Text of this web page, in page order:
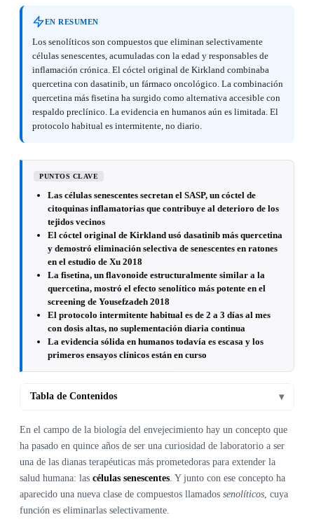
EN RESUMEN
Los senolíticos son compuestos que eliminan selectivamente
células senescentes, acumuladas con la edad y responsables de
inflamación crónica. El cóctel original de Kirkland combinaba
quercetina con dasatinib, un fármaco oncológico. La combinación
quercetina más fisetina ha surgido como alternativa accesible con
respaldo preclínico. La evidencia en humanos aún es limitada. El
protocolo habitual es intermitente, no diario.
PUNTOS CLAVE
Las células senescentes secretan el SASP, un cóctel de
citoquinas inflamatorias que contribuye al deterioro de los
tejidos vecinos
El cóctel original de Kirkland usó dasatinib más quercetina
y demostró eliminación selectiva de senescentes en ratones
en el estudio de Xu 2018
La fisetina, un flavonoide estructuralmente similar a la
quercetina, mostró el efecto senolítico más potente en el
screening de Yousefzadeh 2018
El protocolo intermitente habitual es de 2 a 3 días al mes
con dosis altas, no suplementación diaria continua
La evidencia sólida en humanos todavía es escasa y los
primeros ensayos clínicos están en curso
Tabla de Contenidos ▾
En el campo de la biología del envejecimiento hay un concepto que
ha pasado en quince años de ser una curiosidad de laboratorio a ser
una de las dianas terapéuticas más prometedoras para extender la
salud humana: las células senescentes . Y junto con ese concepto ha
aparecido una nueva clase de compuestos llamados senolíticos , cuya
función es eliminarlas selectivamente.